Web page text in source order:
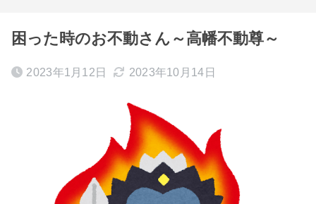
困った時のお不動さん～高幡不動尊～
2023年1月12日 2023年10月14日